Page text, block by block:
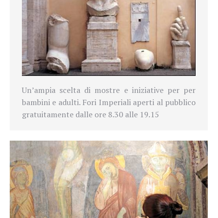
Un’ampia scelta di mostre e iniziative per per
bambini e adulti. Fori Imperiali aperti al pubblico
gratuitamente dalle ore 8.30 alle 19.15